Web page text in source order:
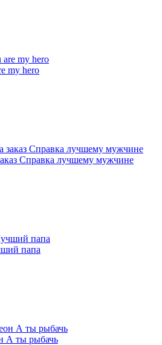
my hero
Справка лучшему мужчине
папа
А ты рыбачь